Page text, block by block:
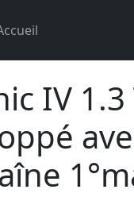
IV 1.3